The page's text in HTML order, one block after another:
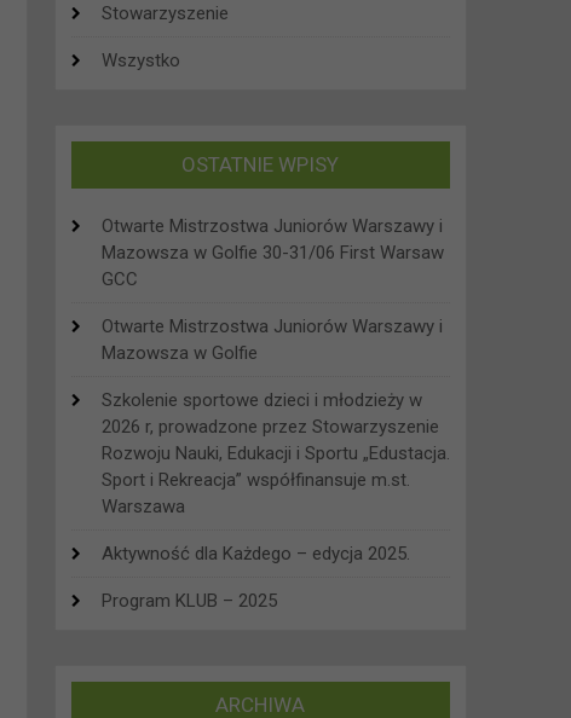
Stowarzyszenie
Wszystko
OSTATNIE WPISY
Otwarte Mistrzostwa Juniorów Warszawy i
Mazowsza w Golfie 30-31/06 First Warsaw
GCC
Otwarte Mistrzostwa Juniorów Warszawy i
Mazowsza w Golfie
Szkolenie sportowe dzieci i młodzieży w
2026 r, prowadzone przez Stowarzyszenie
Rozwoju Nauki, Edukacji i Sportu „Edustacja.
Sport i Rekreacja” współfinansuje m.st.
Warszawa
Aktywność dla Każdego – edycja 2025.
Program KLUB – 2025
ARCHIWA